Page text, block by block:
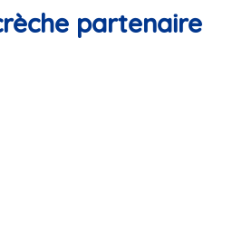
partenaire